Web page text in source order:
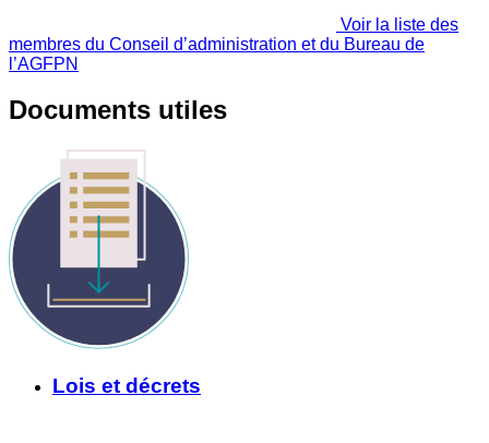
Voir la liste des
membres du Conseil d’administration et du Bureau de
l’AGFPN
Documents utiles
Lois et décrets